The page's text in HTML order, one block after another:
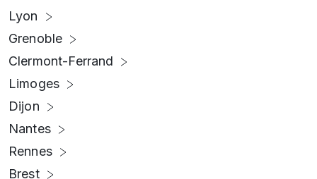
Lyon
Grenoble
Clermont-Ferrand
Limoges
Dijon
Nantes
Rennes
Brest